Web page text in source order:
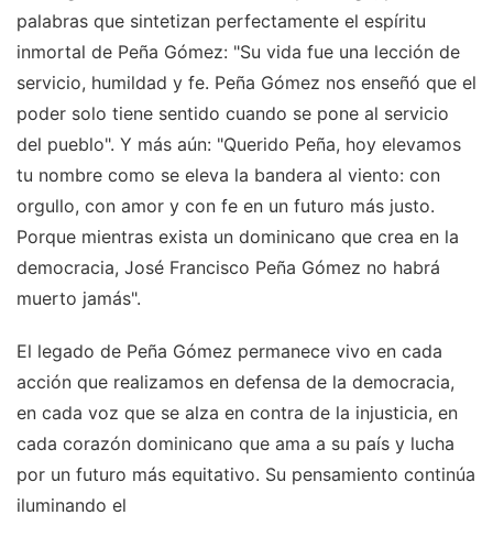
palabras que sintetizan perfectamente el espíritu
inmortal de Peña Gómez: "Su vida fue una lección de
servicio, humildad y fe. Peña Gómez nos enseñó que el
poder solo tiene sentido cuando se pone al servicio
del pueblo". Y más aún: "Querido Peña, hoy elevamos
tu nombre como se eleva la bandera al viento: con
orgullo, con amor y con fe en un futuro más justo.
Porque mientras exista un dominicano que crea en la
democracia, José Francisco Peña Gómez no habrá
muerto jamás".
El legado de Peña Gómez permanece vivo en cada
acción que realizamos en defensa de la democracia,
en cada voz que se alza en contra de la injusticia, en
cada corazón dominicano que ama a su país y lucha
por un futuro más equitativo. Su pensamiento continúa
iluminando el